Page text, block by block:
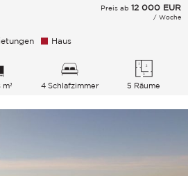
Preis ab 12 000 EUR
/ Woche
Haus
4 Schlafzimmer 5 Räume